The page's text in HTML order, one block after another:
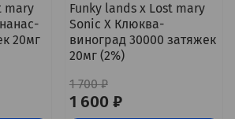
mary
20мг
Funky lands x Lost mary
Sonic X Клюква-
виноград 30000 затяжек
20мг (2%)
1 700 ₽
1 600 ₽